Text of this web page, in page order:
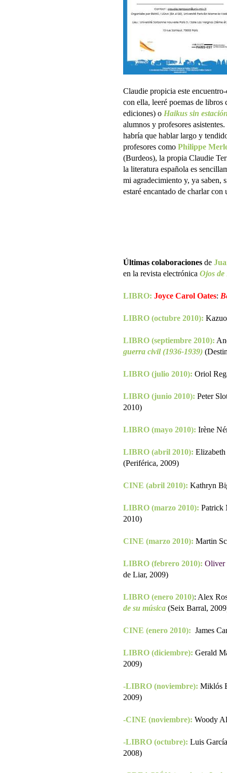
Claudie propicia este
con ella, leeré poemas de libros
ediciones) o Haikus sin
alumnos y profesores
habría que hablar largo y
profesores como Philippe
(Burdeos), la propia Claudie
la literatura española es
mi agradecimiento y, ya saben,
estaré encantado de charlar
Últimas colaboraciones de
en la revista electrónica Ojos de
LIBRO: Joyce Carol Oates:
LIBRO (octubre 2010):
LIBRO (septiembre 2010):
guerra civil (1936-1939)
LIBRO (julio 2010): Oriol
LIBRO (junio 2010): Peter
2010)
LIBRO (mayo 2010): Irène
LIBRO (abril 2010):
(Periférica, 2009)
CINE (abril 2010): Kathryn
LIBRO (marzo 2010): Patrick
2010)
CINE (marzo 2010): Martin
LIBRO (febrero 2010): Oliver
de Liar, 2009)
LIBRO (enero 2010): Alex
de su música (Seix Barral,
CINE (enero 2010): James
LIBRO (diciembre): Gerald
2009)
-LIBRO (noviembre): Miklós
2009)
-CINE (noviembre): Woody
-LIBRO (octubre): Luis
2008)